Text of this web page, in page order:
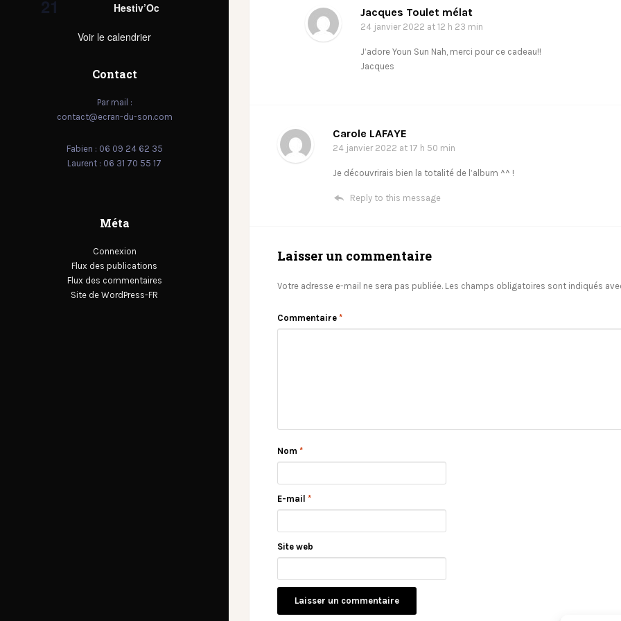
21 Hestiv’Oc
Voir le calendrier
Contact
Par mail :
contact@ecran-du-son.com
Fabien : 06 09 24 62 35
Laurent : 06 31 70 55 17
Méta
Connexion
Flux des publications
Flux des commentaires
Site de WordPress-FR
Jacques Toulet mélat
24 janvier 2022 at 12 h 23 min
J’adore Youn Sun Nah, merci pour ce cadeau!!
Jacques
Carole LAFAYE
24 janvier 2022 at 17 h 50 min
Je découvrirais bien la totalité de l’album ^^ !
Reply to this message
Laisser un commentaire
Votre adresse e-mail ne sera pas publiée. Les champs obligatoires sont indiqués
Commentaire *
Nom *
E-mail *
Site web